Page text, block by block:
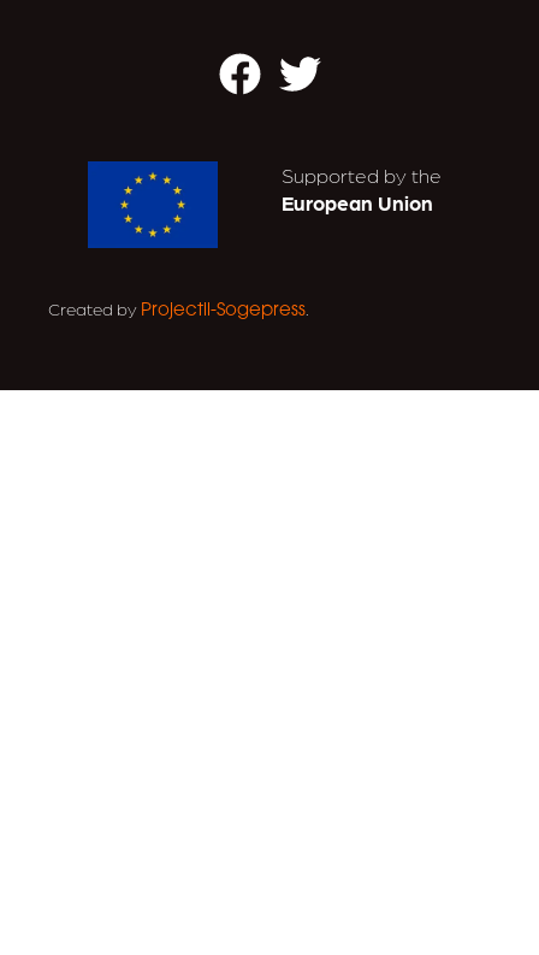
Facebook
Twitter
Supported by the
European Union
Created by Projectil-Sogepress